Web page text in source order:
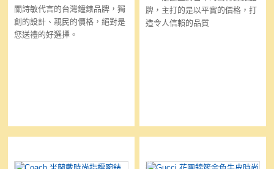
關詩敏代言的台灣鐘錶品牌，獨
創的設計、親民的價格，絕對是
您送禮的好選擇。
牌，主打的是以平實的價格，打
造令人信賴的品質
腕錶